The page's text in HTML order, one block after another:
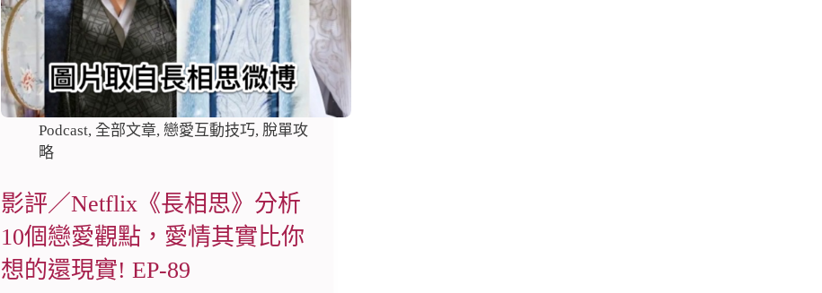
Podcast, 全部文章,戀愛互動技巧, 脫單攻
略
影評／Netflix《長相思》分析
10個戀愛觀點，愛情其實比你
想的還現實! EP-89